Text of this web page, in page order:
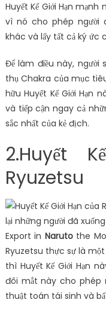
Huyết Kế Giới Hạn
vì nó cho phép người
khác và lấy tất cả ký ức
Để làm điều này, người
thụ Chakra của mục
hữu Huyết Kế Giới Hạn
và tiếp cận ngay cả
sắc nhất của kẻ địch.
2.Huyết
Ryuzetsu
Export in Narutothe
Ryuzetsu thực sự là
thì Huyết Kế Giới Hạn
đôi mắt này cho phép
thuật toán tái sinh và